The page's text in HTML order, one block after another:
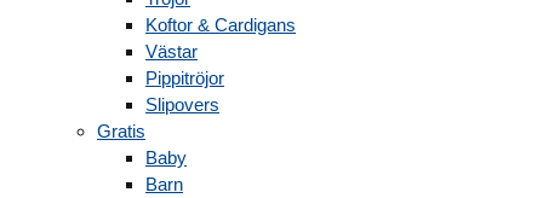
Koftor & Cardigans
Västar
Pippitröjor
Slipovers
Gratis
Baby
Barn